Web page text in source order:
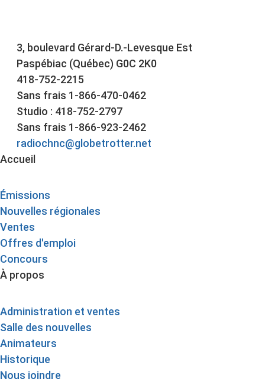
3, boulevard Gérard-D.-Levesque Est
Paspébiac (Québec) G0C 2K0
418-752-2215
Sans frais 1-866-470-0462
Studio : 418-752-2797
Sans frais 1-866-923-2462
radiochnc@globetrotter.net
Accueil
Émissions
Nouvelles régionales
Ventes
Offres d'emploi
Concours
À propos
Administration et ventes
Salle des nouvelles
Animateurs
Historique
Nous joindre